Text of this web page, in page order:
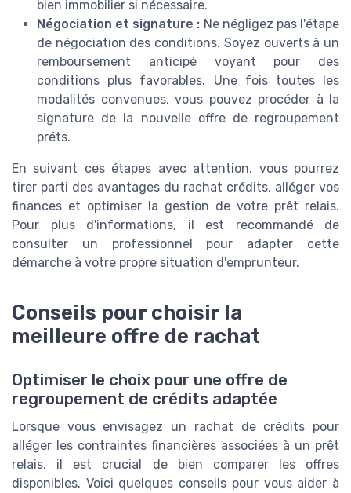
bien immobilier si nécessaire.
Négociation et signature : Ne négligez pas l'étape
de négociation des conditions. Soyez ouverts à un
remboursement anticipé voyant pour des
conditions plus favorables. Une fois toutes les
modalités convenues, vous pouvez procéder à la
signature de la nouvelle offre de regroupement
préts.
En suivant ces étapes avec attention, vous pourrez
tirer parti des avantages du rachat crédits, alléger vos
finances et optimiser la gestion de votre prêt relais.
Pour plus d'informations, il est recommandé de
consulter un professionnel pour adapter cette
démarche à votre propre situation d'emprunteur.
Conseils pour choisir la
meilleure offre de rachat
Optimiser le choix pour une offre de
regroupement de crédits adaptée
Lorsque vous envisagez un rachat de crédits pour
alléger les contraintes financières associées à un prêt
relais, il est crucial de bien comparer les offres
disponibles. Voici quelques conseils pour vous aider à